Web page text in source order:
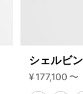
シェルビ
¥ 177,100 〜